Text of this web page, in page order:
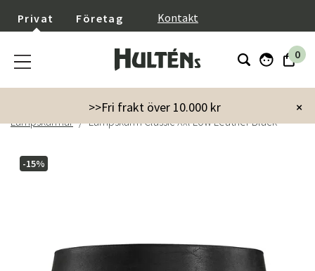
Privat Företag Kontakt
0
×
>>Fri frakt över 10.000 kr
Inredning
Lampor & belysning
Lampskärmar
Lampskärm Classic Xxl Low Leather Black
-15%